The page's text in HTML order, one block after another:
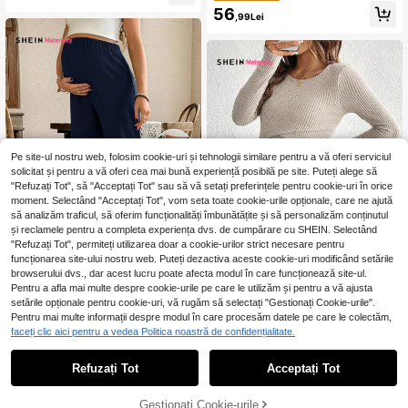
#Maternitate blândă
EU Warehouse
SHEIN Pantaloni de m
aternitate subțiri cu talie elastică de
culoare uni
55,15Lei
i din denim pentru femei însărcinat
e, cu buzunar, casual, versatil, pentr
în vară, costum de carnaval, navet
a, vacanță, absolvire, șic, Y2K, drăg
uț, streetwear, petrecere, nuntă, ele
gant, business casual, confortabili,
maternitate, pantaloni scurți albaștri
din denim cu bandă elastică pentru
burtă, pentru vară
56 ,99Lei
14
#Esențiale tricotate
EU Warehouse SHEIN Tricou cu mân
61
Pe site-ul nostru web, folosim cookie-uri și tehnologii similare pentru a vă oferi serviciul
solicitat și pentru a vă oferi cea mai bună experiență posibilă pe site. Puteți alege să
"Refuzați Tot", să "Acceptați Tot" sau să vă setați preferințele pentru cookie-uri în orice
moment. Selectând "Acceptați Tot", vom seta toate cookie-urile opționale, care ne ajută
să analizăm traficul, să oferim funcționalități îmbunătățite și să personalizăm conținutul
și reclamele pentru a completa experiența dvs. de cumpărare cu SHEIN. Selectând
"Refuzați Tot", permiteți utilizarea doar a cookie-urilor strict necesare pentru
funcționarea site-ului nostru web. Puteți dezactiva aceste cookie-uri modificând setările
browserului dvs., dar acest lucru poate afecta modul în care funcționează site-ul.
Pentru a afla mai multe despre cookie-urile pe care le utilizăm și pentru a vă ajusta
setările opționale pentru cookie-uri, vă rugăm să selectați "Gestionați Cookie-urile".
Pentru mai multe informații despre modul în care procesăm datele pe care le colectăm,
faceți clic aici pentru a vedea Politica noastră de confidențialitate.
Refuzați Tot Acceptați Tot
Gestionați Cookie-urile